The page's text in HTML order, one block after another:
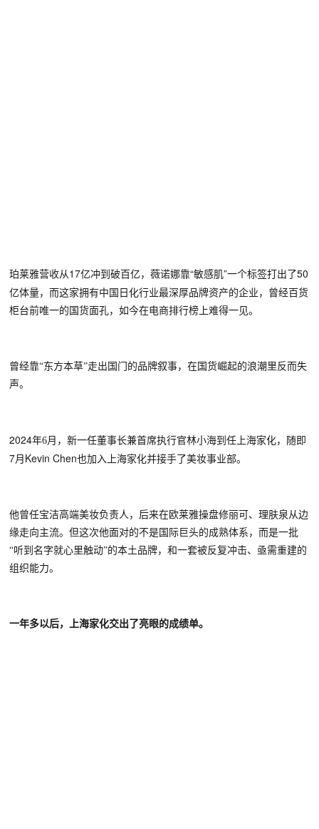
珀莱雅营收从 17亿冲到破百亿，薇诺娜靠“敏感肌”一个标签打出了50
亿体量，而这家拥有中国日化行业最深厚品牌资产的企业，
曾经百货
柜台前唯一的国货面孔，如今在电商排行榜上难得一见。
曾经靠“东方本草”走出国门的品牌叙事，在国货崛起的浪潮里反而失
声。
2024年6月，新一任董事长兼首席执行官林小海到任上海家化，随即
7月Kevin Chen也加入上海家化并接手 了美妆事业部。
他曾任宝洁高端美妆负责人，后来在欧莱雅操盘修丽可、理肤泉从边
缘走向主流。但这次他面对的不是国际巨头的成熟体系，而是一批
“听到名字就心里触动”的本土品牌，和一套被反复冲击、亟需重建的
组织能力。
一年多以后，上海家化交出了亮眼的成绩单。